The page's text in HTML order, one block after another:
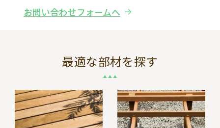
お問い合わせフォームへ
最適な部材を探す